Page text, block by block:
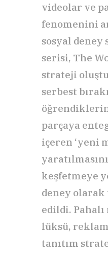
videolar ve
fenomenini
sosyal deney
serisi, The
strateji
serbest
parçaya
içeren ‘yeni
keşfetmeye
deney
edildi. Pahalı
lüksü,
tanıtım